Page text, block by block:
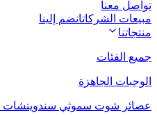
تواصل معنا
مبيعات الشركاتانضم إلينا
منتجاتنا
جميع الفئات
الوجبات الجاهزة
عصائر شوت سموثي سندويتشات